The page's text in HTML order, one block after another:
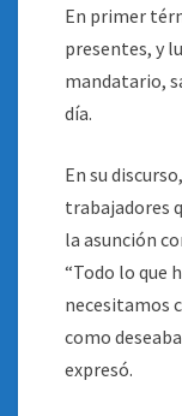
En primer
presentes, y
mandatario,
día.
En su discurso,
trabajadores
la asunción
“Todo lo que
necesitamos
como
expresó.